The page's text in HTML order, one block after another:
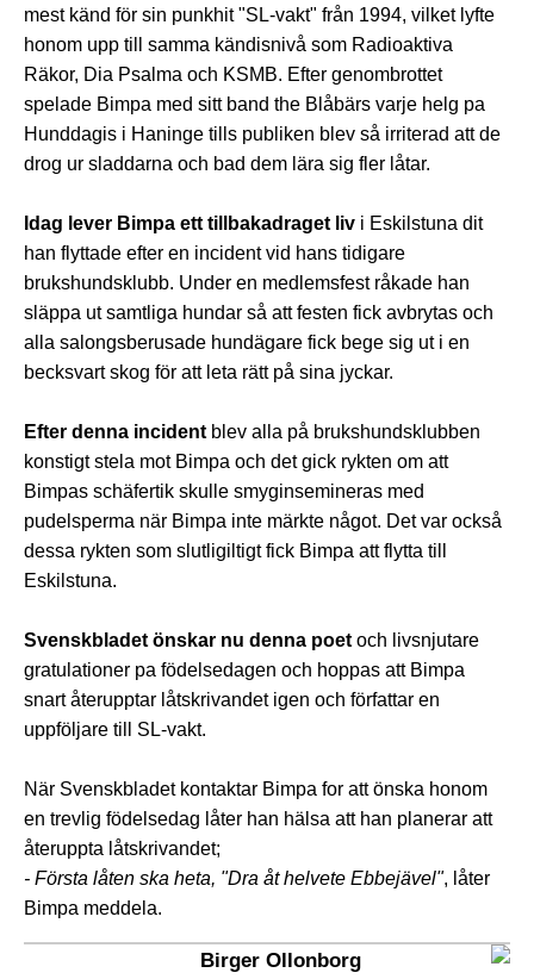
mest känd för sin punkhit "SL-vakt" från 1994, vilket lyfte
honom upp till samma kändisnivå som Radioaktiva
Räkor, Dia Psalma och KSMB. Efter genombrottet
spelade Bimpa med sitt band the Blåbärs varje helg pa
Hunddagis i Haninge tills publiken blev så irriterad att de
drog ur sladdarna och bad dem lära sig fler låtar.
Idag lever Bimpa ett tillbakadraget liv i Eskilstuna dit
han flyttade efter en incident vid hans tidigare
brukshundsklubb. Under en medlemsfest råkade han
släppa ut samtliga hundar så att festen fick avbrytas och
alla salongsberusade hundägare fick bege sig ut i en
becksvart skog för att leta rätt på sina jyckar.
Efter denna incident blev alla på brukshundsklubben
konstigt stela mot Bimpa och det gick rykten om att
Bimpas schäfertik skulle smyginsemineras med
pudelsperma när Bimpa inte märkte något. Det var också
dessa rykten som slutligiltigt fick Bimpa att flytta till
Eskilstuna.
Svenskbladet önskar nu denna poet och livsnjutare
gratulationer pa födelsedagen och hoppas att Bimpa
snart återupptar låtskrivandet igen och författar en
uppföljare till SL-vakt.
När Svenskbladet kontaktar Bimpa for att önska honom
en trevlig födelsedag låter han hälsa att han planerar att
återuppta låtskrivandet;
- Första låten ska heta, "Dra åt helvete Ebbejävel", låter
Bimpa meddela.
Birger Ollonborg